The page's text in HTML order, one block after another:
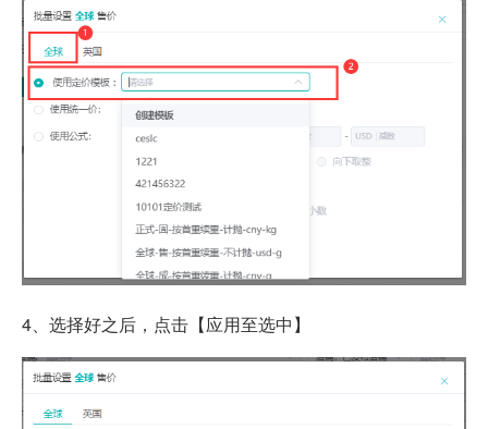
4、选择好之后，点击【应用至选中】